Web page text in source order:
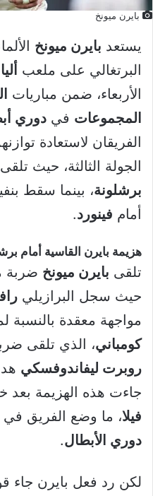
بايرن ميونخ
يستعد بايرن ميونخ
البرتغالي على ملعب
الأربعاء، ضمن مباريات
المجموعات في دوري
الفريقان لاستعادة
الجولة الثالثة، حيث تلقى
برشلونة
أمام فينورد.
هزيمة بايرن القاسية أمام
تلقى بايرن ميونخ ضربة
حيث سجل البرازيلي
مواجهة معقدة بالنسبة
كومباني، الذي تلقى
روبرت ليفاندوفسكي
جاءت هذه الهزيمة بعد
فيلا، ما وضع الفريق في
دوري الأبطال.
لكن رد فعل بايرن جاء